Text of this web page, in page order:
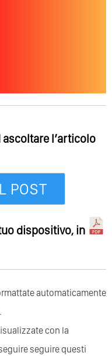
ascoltare l’articolo
POST
dispositivo, in
automaticamente
con la
seguire questi